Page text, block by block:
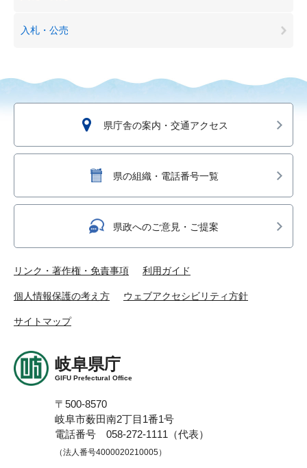
入札・公売
県庁舎の案内・交通アクセス
県の組織・電話番号一覧
県政へのご意見・ご提案
リンク・著作権・免責事項 利用ガイド
個人情報保護の考え方 ウェブアクセシビリティ方針
サイトマップ
岐阜県庁
GIFU Prefectural Office
〒500-8570
岐阜市薮田南2丁目1番1号
電話番号 058-272-1111（代表）
（法人番号4000020210005）